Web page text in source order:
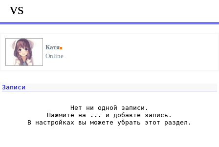
vs
Катя
Online
Записи
Нет ни одной записи.
Нажмите на
...
и добавте запись.
В настройках вы можете убрать этот раздел.